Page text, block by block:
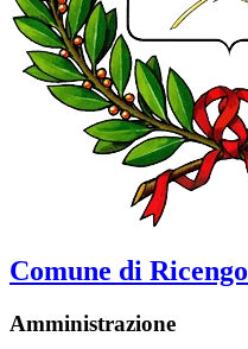
Comune di Ricengo
Amministrazione